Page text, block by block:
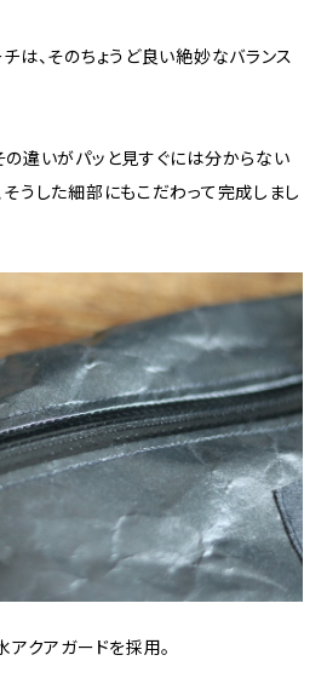
は、そのちょうど良い絶妙なバランス
の違いがパッと見すぐには分からない
うした細部にもこだわって完成しまし
クアガードを採用。